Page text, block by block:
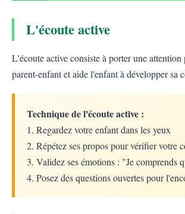
L'écoute active
L'écoute active consiste à porter une
parent-enfant et aide l'enfant à développer sa
Technique de l'écoute active :
1. Regardez votre enfant dans les yeux
2. Répétez ses propos pour vérifier votre
3. Validez ses émotions : "Je comprends
4. Posez des questions ouvertes pour